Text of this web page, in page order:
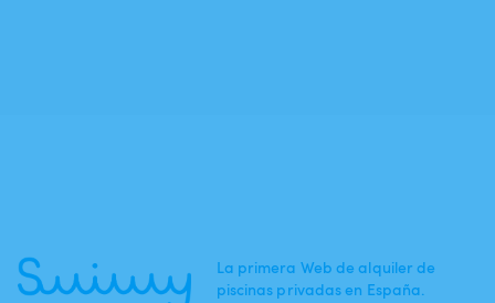
La primera Web de alquiler de
piscinas privadas en España.